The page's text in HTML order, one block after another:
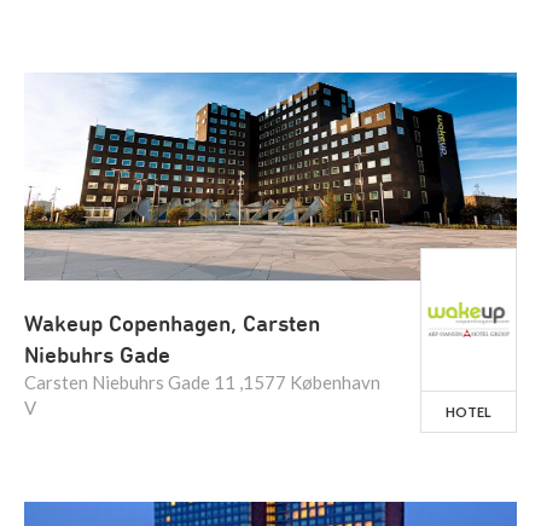
Wakeup Copenhagen, Carsten
Niebuhrs Gade
Carsten Niebuhrs Gade 11 ,1577 København
V
HOTEL